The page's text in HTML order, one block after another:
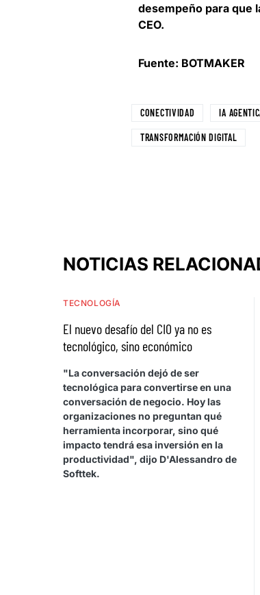
desempeño para que
CEO.
Fuente: BOTMAKER
CONECTIVIDAD IA
TRANSFORMACIÓN DIGITAL
NOTICIAS
TECNOLOGÍA
El nuevo desafío del CIO ya no es
tecnológico, sino económico
"La conversación dejó de ser
tecnológica para convertirse en una
conversación de negocio. Hoy las
organizaciones no preguntan qué
herramienta incorporar, sino qué
impacto tendrá esa inversión en la
productividad", dijo D'Alessandro de
Softtek.